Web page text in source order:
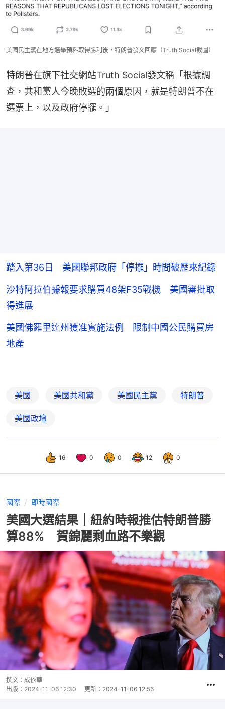
美國民主黨在地方選舉預料取得勝利後，特朗普發文回應（Truth Social截圖）
特朗普在旗下社交網站Truth Social發文稱「根據調
查，共和黨人今晚敗選的兩個原因，就是特朗普不在
選票上，以及政府停擺。」
踏入第36日 美國聯邦政府「停擺」時間破歷來紀錄
沙特阿拉伯據報要求購買48架F35戰機 美國審批取
得進展
美國佛羅里達州獲准實施法例 限制中國公民購買房
地產
美國 美國共和黨 美國民主黨 特朗普
美國政壇
16 0 0 12 0
國際 即時國際
美國大選結果｜紐約時報推估特朗普勝
算88% 賀錦麗剩血路不樂觀
撰文： 成依華
出版： 2024-11-06 12:30 更新： 2024-11-06 12:56